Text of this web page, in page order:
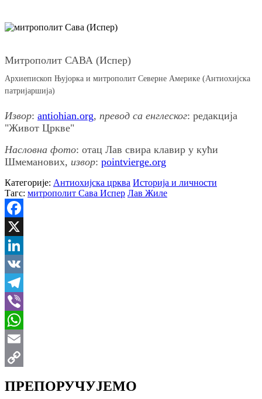
Митрополит САВА (Испер)
Архиепископ Њујорка и митрополит Северне Америке (Антиохијска
патријаршија)
Извор: antiohian.org, превод са енглеског: редакција
"Живот Цркве"
Насловна фото: отац Лав свира клавир у кући
Шмеманових, извор: pointvierge.org
Категорије: Антиохијска црква Историја и личности
Тагс: митрополит Сава Испер Лав Жиле
Facebook
X
LinkedIn
VK
Telegram
Viber
WhatsApp
Email
ПРЕПОРУЧУЈЕМО